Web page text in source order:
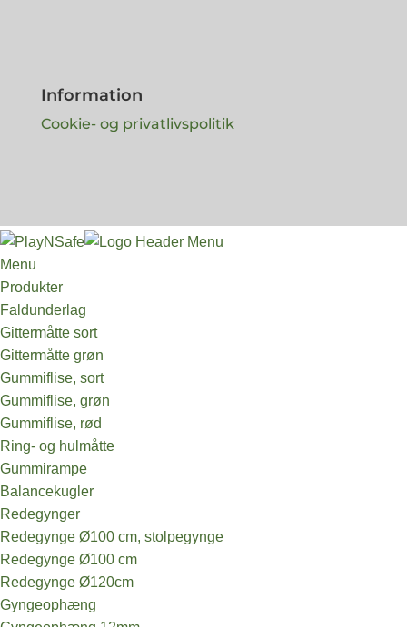
Information
Cookie- og privatlivspolitik
Menu
Produkter
Faldunderlag
Gittermåtte sort
Gittermåtte grøn
Gummiflise, sort
Gummiflise, grøn
Gummiflise, rød
Ring- og hulmåtte
Gummirampe
Balancekugler
Redegynger
Redegynge Ø100 cm, stolpegynge
Redegynge Ø100 cm
Redegynge Ø120cm
Gyngeophæng